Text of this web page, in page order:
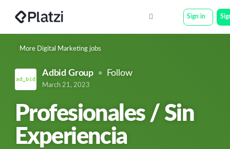
Sign in
More Digital Marketing jobs
Adbid Group Follow
March 21, 2023
Profesionales / Sin
Experiencia